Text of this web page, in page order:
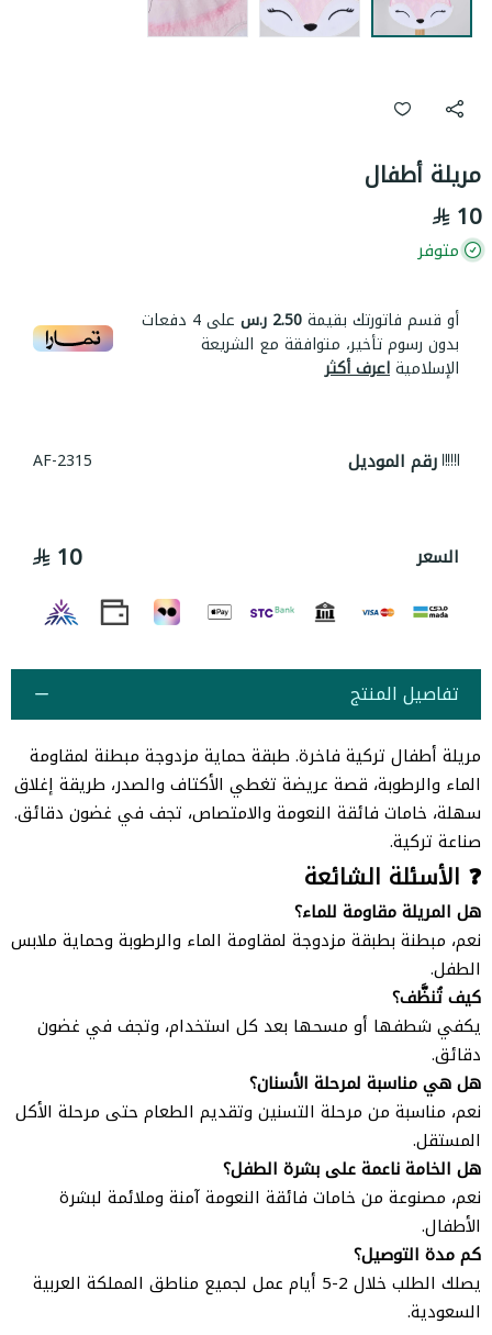
مريلة أطفال
10
متوفر
أو قسم فاتورتك بقيمة2.50 ر.س على4 دفعات
بدون رسوم تأخير، متوافقة مع الشريعة
الإسلاميةاعرف أكثر
رقم الموديل AF-2315
السعر 10
تفاصيل المنتج
مريلة أطفال تركية فاخرة. طبقة حماية مزدوجة مبطنة لمقاومة
الماء والرطوبة، قصة عريضة تغطي الأكتاف والصدر، طريقة إغلاق
سهلة، خامات فائقة النعومة والامتصاص، تجف في غضون دقائق.
صناعة تركية.
❓ الأسئلة الشائعة
هل المريلة مقاومة للماء؟
نعم، مبطنة بطبقة مزدوجة لمقاومة الماء والرطوبة وحماية ملابس
الطفل.
كيف تُنظَّف؟
يكفي شطفها أو مسحها بعد كل استخدام، وتجف في غضون
دقائق.
هل هي مناسبة لمرحلة الأسنان؟
نعم، مناسبة من مرحلة التسنين وتقديم الطعام حتى مرحلة الأكل
المستقل.
هل الخامة ناعمة على بشرة الطفل؟
نعم، مصنوعة من خامات فائقة النعومة آمنة وملائمة لبشرة
الأطفال.
كم مدة التوصيل؟
يصلك الطلب خلال 2-5 أيام عمل لجميع مناطق المملكة العربية
السعودية.